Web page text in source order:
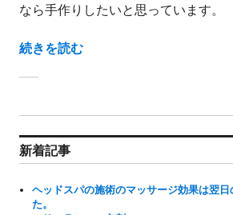
なら手作りしたいと思っています。
続きを読む“コスプレ衣装は手作りし
新着記事
ヘッドスパの施術のマッサージ効果は翌
た。